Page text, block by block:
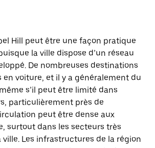
Hill peut être une façon pratique
la ville dispose d’un réseau
De nombreuses destinations
en voiture, et il y a généralement du
s’il peut être limité dans
particulièrement près de
peut être dense aux
surtout dans les secteurs très
Les infrastructures de la région